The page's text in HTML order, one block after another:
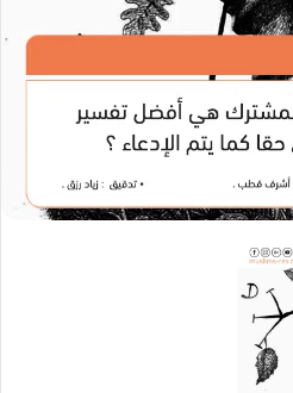
و
ن
ي
و
ن
ي